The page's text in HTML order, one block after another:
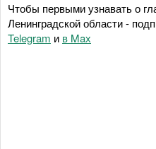
Чтобы первыми узнавать о
Ленинградской области -
Telegram и в Maх